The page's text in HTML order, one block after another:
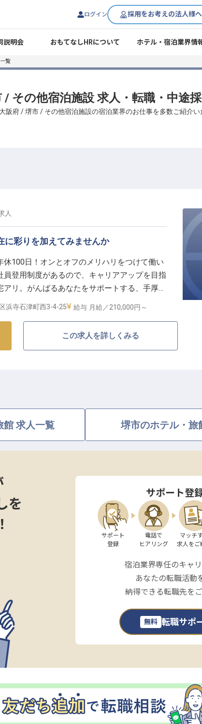
ログイン 採用をお考えの法人様へ
説明会 おもてなしHRについて ホテル・宿泊業界情
覧
/ その他宿泊施設 求人・転職・中途
阪府 / 堺市 / その他宿泊施設の宿泊業界のお仕事を多数ご紹介い
人
に彩りを加えてみませんか
100日！オンとオフのメリハリをつけて働い
登用制度があるので、キャリアアップを目指
リ。がんばるあなたをサポートする、手厚い
駅から徒歩1分、大阪市内へ電車で約22分。
たお客様が多く訪れるホテルです。※この求
浜寺石津町西3-4-25 給与 月給／210,000円～
この求人を詳しくみる
館 求人一覧 堺市のホテル・旅
を
サポート登
サポート
登録
電話で
ヒアリング
マッチ
求人をご
宿泊業界専任のキャ
あなたの転職活動
納得できる転職先を
無料 転職サポ